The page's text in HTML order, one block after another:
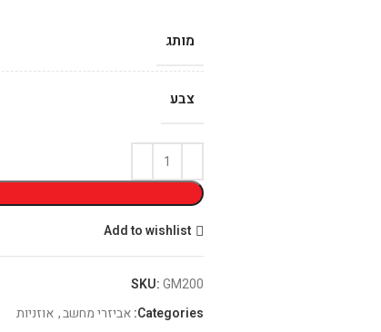
מותג
צבע
Add to wishlist
SKU:GM200
Categories: אביזרי מחשב, אוזניות